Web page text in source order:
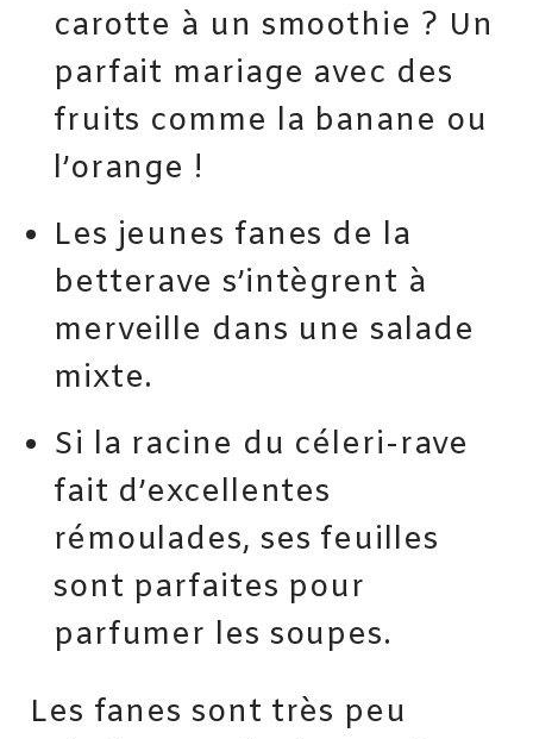
carotte à un smoothie ? Un
parfait mariage avec des
fruits comme la banane ou
l’orange !
Les jeunes fanes de la
betterave s’intègrent à
merveille dans une salade
mixte.
Si la racine du céleri-rave
fait d’excellentes
rémoulades, ses feuilles
sont parfaites pour
parfumer les soupes.
Les fanes sont très peu